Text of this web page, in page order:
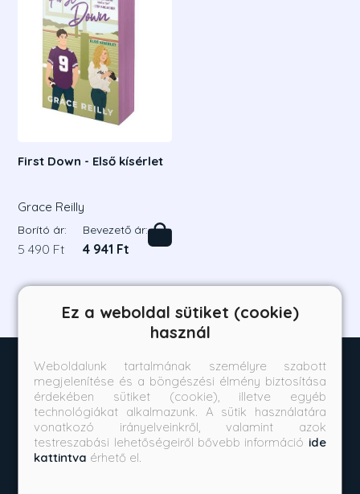
First Down - Első kísérlet
Grace Reilly
Borító ár:
5 490 Ft
Bevezető ár:
4 941 Ft
Ez a weboldal sütiket (cookie)
használ
Weboldalunk tartalmának személyre szabott
megjelenítése és a böngészési élmény biztosítása
érdekében sütiket (cookie), illetve egyéb
technológiákat alkalmazunk. A sütik használatára
vonatkozó irányelveinkről, valamint azok
testreszabási lehetőségeiről bővebb információ ide
kattintva érhető el.